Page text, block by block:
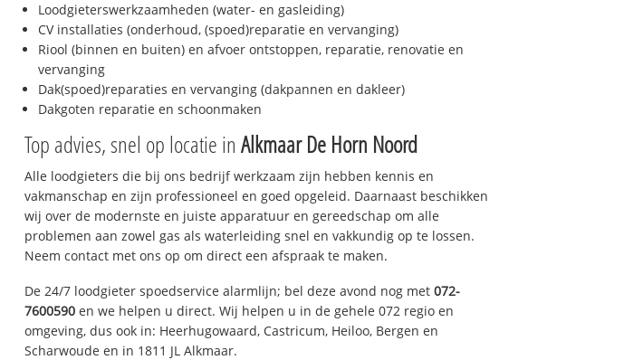
Loodgieterswerkzaamheden (water- en gasleiding)
CV installaties (onderhoud, (spoed)reparatie en vervanging)
Riool (binnen en buiten) en afvoer ontstoppen, reparatie, renovatie en
vervanging
Dak(spoed)reparaties en vervanging (dakpannen en dakleer)
Dakgoten reparatie en schoonmaken
Top advies, snel op locatie in Alkmaar De Horn Noord
Alle loodgieters die bij ons bedrijf werkzaam zijn hebben kennis en
vakmanschap en zijn professioneel en goed opgeleid. Daarnaast beschikken
wij over de modernste en juiste apparatuur en gereedschap om alle
problemen aan zowel gas als waterleiding snel en vakkundig op te lossen.
Neem contact met ons op om direct een afspraak te maken.
De 24/7 loodgieter spoedservice alarmlijn; bel deze avond nog met 072-
7600590 en we helpen u direct. Wij helpen u in de gehele 072 regio en
omgeving, dus ook in: Heerhugowaard, Castricum, Heiloo, Bergen en
Scharwoude en in 1811 JL Alkmaar.